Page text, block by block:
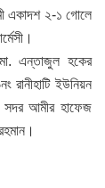
একাদশ ২-১ গোলে
মো. এন্তাজুল হকের
রানীহাটি ইউনিয়ন
সদর আমীর হাফেজ